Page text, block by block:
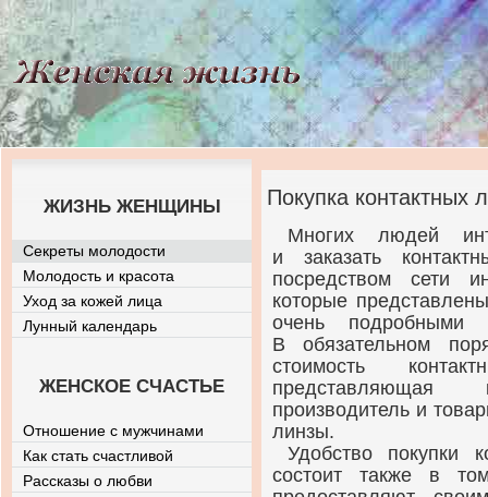
Покупка контактных
Многих людей
и заказать
посредством сети
которые
очень подробными
В обязательном
стоимость
представляющая
производитель и
линзы.
Удобство покупки
состоит также в
ЖИЗНЬ ЖЕНЩИНЫ
Секреты молодости
Молодость и красота
Уход за кожей лица
Лунный календарь
ЖЕНСКОЕ СЧАСТЬЕ
Отношение с мужчинами
Как стать счастливой
Рассказы о любви